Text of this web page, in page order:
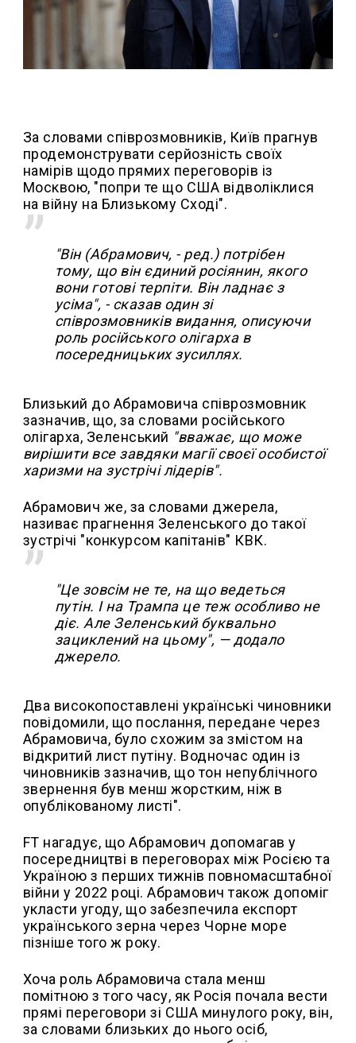
За словами співрозмовників, Київ прагнув
продемонструвати серйозність своїх
намірів щодо прямих переговорів із
Москвою, "попри те що США відволіклися
на війну на Близькому Сході".
"Він (Абрамович, - ред.) потрібен
тому, що він єдиний росіянин, якого
вони готові терпіти. Він ладнає з
усіма", - сказав один зі
співрозмовників видання, описуючи
роль російського олігарха в
посередницьких зусиллях.
Близький до Абрамовича співрозмовник
зазначив, що, за словами російського
олігарха, Зеленський "вважає, що може
вирішити все завдяки магії своєї особистої
харизми на зустрічі лідерів".
Абрамович же, за словами джерела,
називає прагнення Зеленського до такої
зустрічі "конкурсом капітанів" КВК.
"Це зовсім не те, на що ведеться
путін. І на Трампа це теж особливо не
діє. Але Зеленський буквально
зациклений на цьому", — додало
джерело.
Два високопоставлені українські чиновники
повідомили, що послання, передане через
Абрамовича, було схожим за змістом на
відкритий лист путіну. Водночас один із
чиновників зазначив, що тон непублічного
звернення був менш жорстким, ніж в
опублікованому листі".
FT нагадує, що Абрамович допомагав у
посередництві в переговорах між Росією та
Україною з перших тижнів повномасштабної
війни у 2022 році. Абрамович також допоміг
укласти угоду, що забезпечила експорт
українського зерна через Чорне море
пізніше того ж року.
Хоча роль Абрамовича стала менш
помітною з того часу, як Росія почала вести
прямі переговори зі США минулого року, він,
за словами близьких до нього осіб,